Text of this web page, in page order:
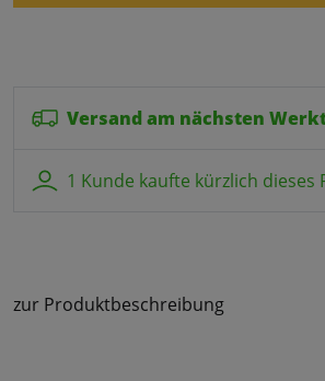
Versand am nächsten
1 Kunde kaufte kürzlich dieses
zur Produktbeschreibung